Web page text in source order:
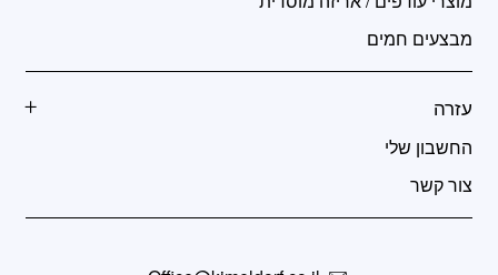
מבצעים חמים
עזרה
החשבון שלי
צור קשר